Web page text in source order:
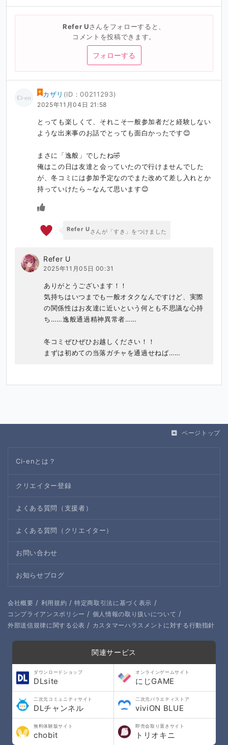
Refer Uさんをフォローすると、
コメントを投稿できます。
フォローする
カザリ (ID：00211293)
2025年11月04日 21:58
とっても楽しくて、それこそ一般参加者だと経験しない
ような出来事のお話でとっても面白かったです😊
まさに「逸般」でしたね🤣
俺はこの日は友達と会っていたので行けませんでした
が、冬コミには参加予定なのでまた改めて差し入れとか
持っていけたら～なんて思います😊
Refer Uさんが「すき」をつけました
Refer U
2025年11月05日 00:31
ありがとうございます！！
気持ちはいつまでも一般オタクなんですけど、実際
の関係性はお友達に近いという何とも不思議な心持
ち……逸般通過精神異常者……
冬コミぜひぜひお越しください！！
まずは初めての当落ガチャを通過せねば……
ページトップ
Ci-enとは？
クリエイター登録
よくある質問（支援者）
よくある質問（クリエイター）
お問い合わせ
お知らせブログ
会社概要 / 利用規約 / 特定商取引法に基づく表示 /
コンプライアンスポリシー / 個人情報の取り扱いについて /
外部送信規律に関する公表 / カスタマーハラスメントに対する行動指針
関連サービス
ダウンロードショップ
DLsite
オンラインゲームサイト
にじGAME
二次元コミュニティサイト
DLチャンネル
二次元バラエティストア
viviON BLUE
無料体験版サイト
chobit
即売会取り置きサイト
トリオキニ